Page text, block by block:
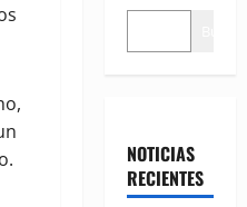
NOTICIAS
RECIENTES